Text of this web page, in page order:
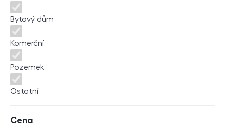
Bytový dům
Komerční
Pozemek
Ostatní
Cena